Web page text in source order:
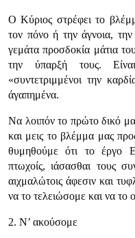
Ο Κύριος στρέφει το
τον πόνο ή την άγνοια,
γεμάτα προσδοκία μάτια
την ύπαρξή τους.
«συντετριμμένοι την
άγαπημένα.
Να λοιπόν το πρώτο δικό
και μεις το βλέμμα μας
θυμηθούμε ότι το έργο
πτωχοίς, ιάσασθαι τους
αιχμαλώτοις άφεσιν και
να το τελειώσομε και να το
2. Ν’ ακούσομε